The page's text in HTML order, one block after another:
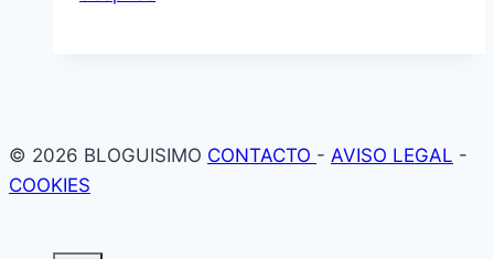
© 2026 BLOGUISIMO CONTACTO - AVISO LEGAL -
COOKIES